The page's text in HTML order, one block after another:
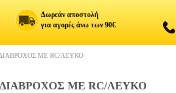
Δωρεάν αποστολή
για αγορές άνω των 90€
ΜΕ RC/ΛΕΥΚΟ
ΜΕ RC/ΛΕΥΚΟ